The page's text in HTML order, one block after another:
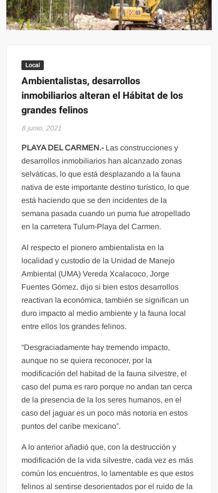
Local
Ambientalistas, desarrollos
inmobiliarios alteran el Hábitat de los
grandes felinos
8 junio, 2021
PLAYA DEL CARMEN.-Las construcciones y
desarrollos inmobiliarios han alcanzado zonas
selváticas, lo que está desplazando a la fauna
nativa de este importante destino turístico, lo que
está haciendo que se den incidentes de la
semana pasada cuando un puma fue atropellado
en la carretera Tulum-Playa del Carmen.
Al respecto el pionero ambientalista en la
localidad y custodio de la Unidad de Manejo
Ambiental (UMA) Vereda Xcalacoco, Jorge
Fuentes Gómez, dijo si bien estos desarrollos
reactivan la económica, también se significan un
duro impacto al medio ambiente y la fauna local
entre ellos los grandes felinos.
“Desgraciadamente hay tremendo impacto,
aunque no se quiera reconocer, por la
modificación del habitad de la fauna silvestre, el
caso del puma es raro porque no andan tan cerca
de la presencia de la los seres humanos, en el
caso del jaguar es un poco más notoria en estos
puntos del caribe mexicano”.
A lo anterior añadió que, con la destrucción y
modificación de la vida silvestre, cada vez es más
común los encuentros, lo lamentable es que estos
felinos al sentirse desorientados por el ruido de la